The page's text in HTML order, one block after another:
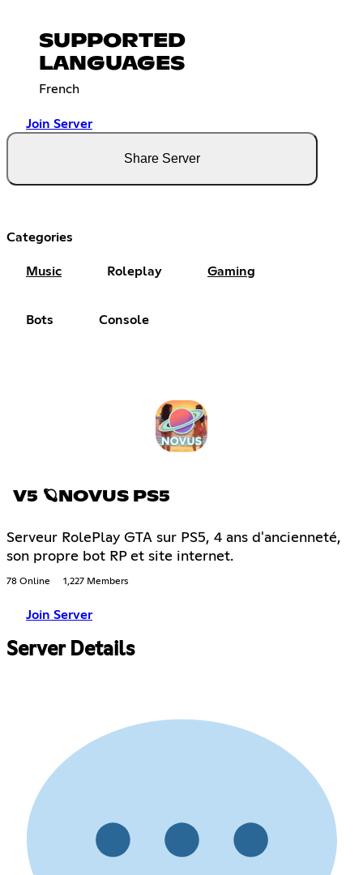
SUPPORTED
LANGUAGES
French
Join Server
Share Server
Categories
Music Roleplay Gaming
Bots Console
V5 🪐NOVUS PS5
Serveur RolePlay GTA sur PS5, 4 ans d'ancienneté,
son propre bot RP et site internet.
78 Online 1,227 Members
Join Server
Server Details